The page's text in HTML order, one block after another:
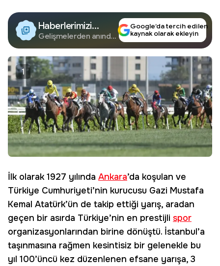
Haberlerimizi
Google'da Takip
Edin
Gelişmelerden anında
Google’da tercih edilen
kaynak olarak ekleyin
1
İlk olarak 1927 yılında Ankara’da koşulan ve
Türkiye Cumhuriyeti’nin kurucusu Gazi Mustafa
Kemal Atatürk’ün de takip ettiği yarış, aradan
geçen bir asırda Türkiye’nin en prestijli spor
organizasyonlarından birine dönüştü. İstanbul’a
taşınmasına rağmen kesintisiz bir gelenekle bu
yıl 100’üncü kez düzenlenen efsane yarışa, 3